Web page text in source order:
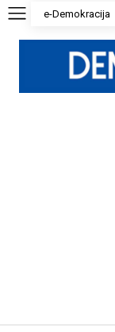
e-Demokracija